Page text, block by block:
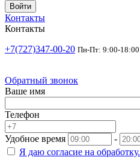
Войти
Контакты
Контакты
+7(727)347-00-20 Пн-Пт: 9:00-18:00
Обратный звонок
Ваше имя
Телефон
Удобное время
-
Я даю согласие на обработку.